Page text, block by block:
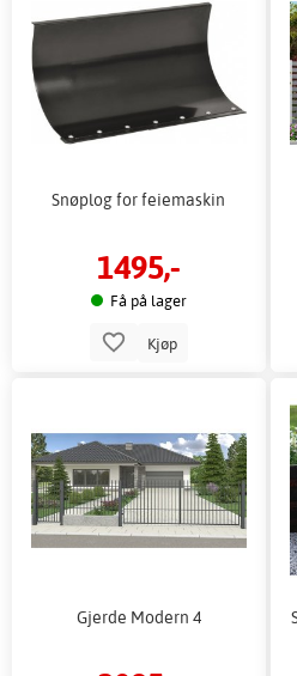
Snøplog for feiemaskin
1495,-
Få på lager
Kjøp
Gjerde Modern 4